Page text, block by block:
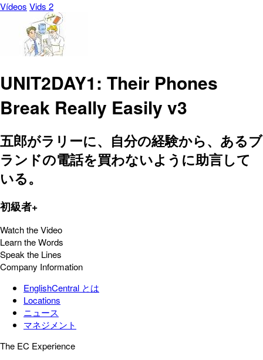
Vídeos Vids 2
UNIT2DAY1: Their Phones
Break Really Easily v3
五郎がラリーに、自分の経験から、あるブ
ランドの電話を買わないように助言して
いる。
初級者+
Watch the Video
Learn the Words
Speak the Lines
Company Information
EnglishCentral とは
Locations
ニュース
マネジメント
The EC Experience